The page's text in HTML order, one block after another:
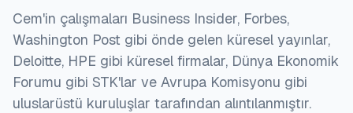
Cem'in çalışmaları Business Insider, Forbes,
Washington Post gibi önde gelen küresel yayınlar,
Deloitte, HPE gibi küresel firmalar, Dünya Ekonomik
Forumu gibi STK'lar ve Avrupa Komisyonu gibi
uluslarüstü kuruluşlar tarafından alıntılanmıştır.